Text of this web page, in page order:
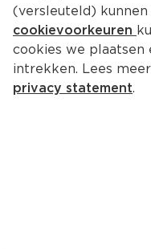
(versleuteld)
cookievoorkeuren
cookies we
intrekken. Lees
privacy statement.